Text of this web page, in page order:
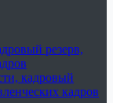
резерв,
кадровый
кадров